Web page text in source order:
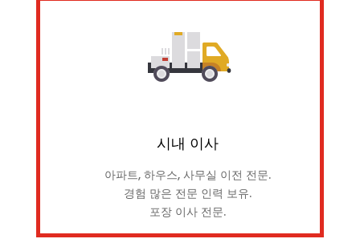
시내 이사
아파트, 하우스, 사무실 이전 전문.
경험 많은 전문 인력 보유.
포장 이사 전문.